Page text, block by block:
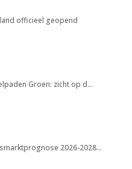
officieel geopend
Groen: zicht op d…
2026-2028…